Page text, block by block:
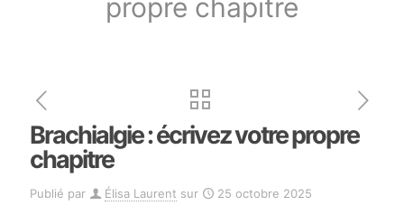
propre chapitre
Brachialgie : écrivez votre propre
chapitre
Publié par Élisa Laurent sur 25 octobre 2025